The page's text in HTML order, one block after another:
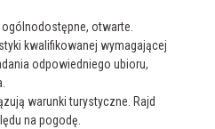
otwarte.
kwalifikowanej wymagającej
odpowiedniego ubioru,
warunki turystyczne. Rajd
na pogodę.